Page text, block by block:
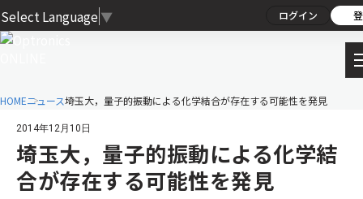
Select Language ▼ ログイン
HOMEニュース埼玉大，量子的振動による化学結合が存在する可能性を発見
2014年12月10日
埼玉大，量子的振動による化学結
合が存在する可能性を発見